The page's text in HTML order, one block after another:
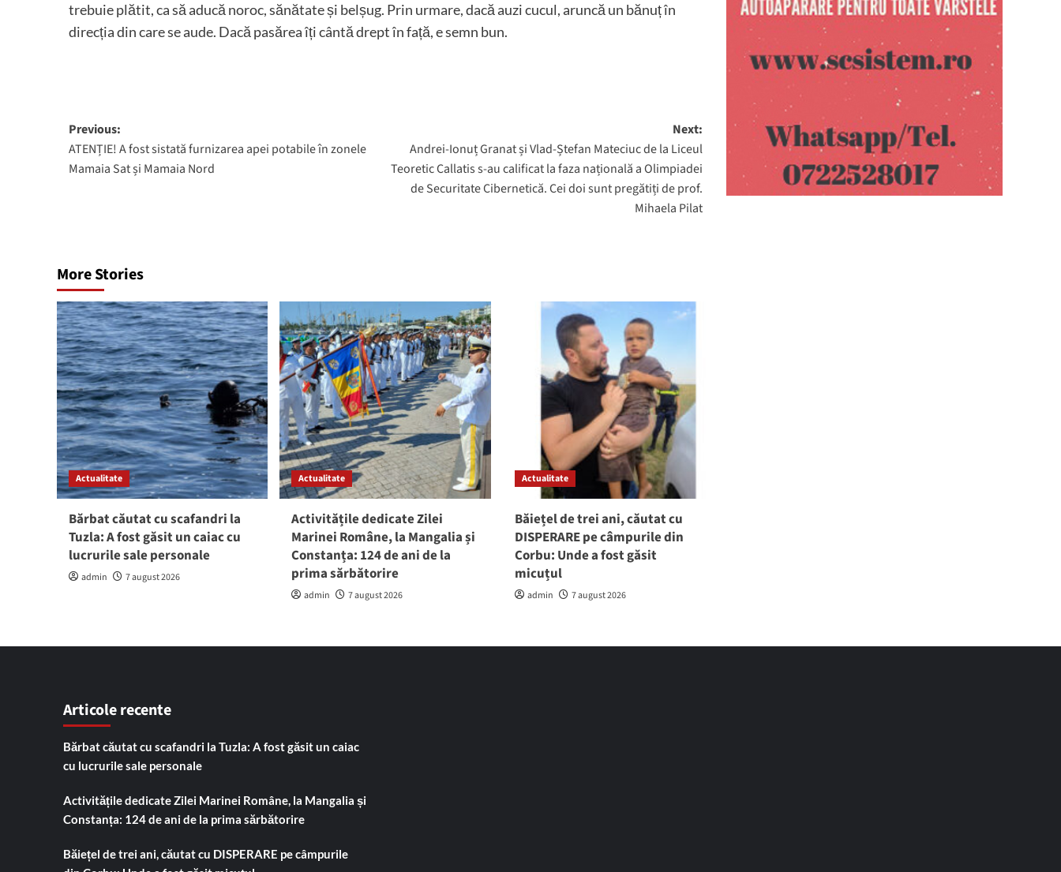
trebuie plătit, ca să aducă noroc, sănătate și belșug. Prin urmare, dacă auzi cucul, aruncă un bănuț în
direcția din care se aude. Dacă pasărea îți cântă drept în față, e semn bun.
Post
navigation
Previous:
ATENȚIE! A fost sistată furnizarea apei potabile în zonele
Mamaia Sat și Mamaia Nord
Next:
Andrei-Ionuț Granat și Vlad-Ștefan Mateciuc de la Liceul
Teoretic Callatis s-au calificat la faza națională a Olimpiadei
de Securitate Cibernetică. Cei doi sunt pregătiți de prof.
Mihaela Pilat
More Stories
Actualitate
Bărbat căutat cu scafandri la
Tuzla: A fost găsit un caiac cu
lucrurile sale personale
admin 7 august 2026
Actualitate
Activitățile dedicate Zilei
Marinei Române, la Mangalia și
Constanța: 124 de ani de la
prima sărbătorire
admin 7 august 2026
Actualitate
Băiețel de trei ani, căutat cu
DISPERARE pe câmpurile din
Corbu: Unde a fost găsit
micuțul
admin 7 august 2026
Articole recente
Bărbat căutat cu scafandri la Tuzla: A fost găsit un caiac
cu lucrurile sale personale
Activitățile dedicate Zilei Marinei Române, la Mangalia și
Constanța: 124 de ani de la prima sărbătorire
Băiețel de trei ani, căutat cu DISPERARE pe câmpurile